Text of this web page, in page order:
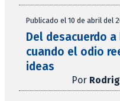
Publicado el 10 de abril del
Del desacuerdo
cuando el odio
ideas
Por